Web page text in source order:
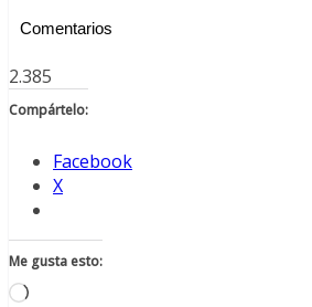
Comentarios
2.385
Compártelo:
Facebook
X
Me gusta esto:
Cargando...